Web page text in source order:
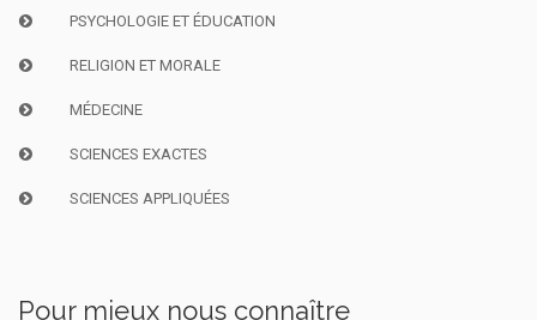
PSYCHOLOGIE ET ÉDUCATION
RELIGION ET MORALE
MÉDECINE
SCIENCES EXACTES
SCIENCES APPLIQUÉES
Pour mieux nous connaître